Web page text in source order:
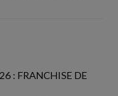
: FRANCHISE DE